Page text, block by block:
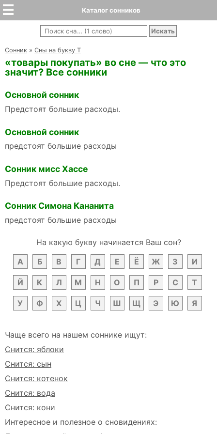
Каталог сонников
Cонник » Сны на букву Т
«товары покупать» во сне — что это
значит? Все сонники
Основной сонник
Предстоят большие расходы.
Основной сонник
предстоят большие расходы
Сонник мисс Хассе
Предстоят большие расходы.
Сонник Симона Кананита
предстоят большие расходы
На какую букву начинается Ваш сон?
А
Б В Г Д Е Ё Ж З И
Й К Л М Н О П Р С Т
У Ф Х Ц Ч Ш Щ Э Ю Я
Чаще всего на нашем соннике ищут:
Снится: яблоки
Снится: сын
Снится: котенок
Снится: вода
Снится: кони
Интересное и полезное о сновидениях: